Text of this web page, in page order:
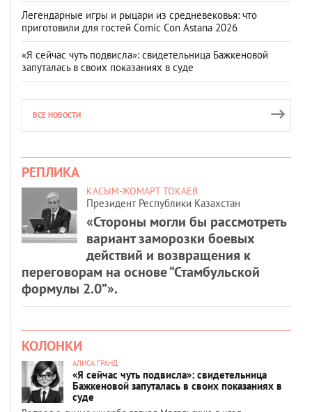
Легендарные игры и рыцари из средневековья: что
приготовили для гостей Comic Con Astana 2026
«Я сейчас чуть подвисла»: свидетельница Бажкеновой
запуталась в своих показаниях в суде
ВСЕ НОВОСТИ
РЕПЛИКА
КАСЫМ-ЖОМАРТ ТОКАЕВ
Президент Республики Казахстан
«Стороны могли бы рассмотреть
вариант заморозки боевых
действий и возвращения к
переговорам на основе “Стамбульской
формулы 2.0”».
КОЛОНКИ
АЛИСА ГРАНД
«Я сейчас чуть подвисла»: свидетельница
Бажкеновой запуталась в своих показаниях в
суде